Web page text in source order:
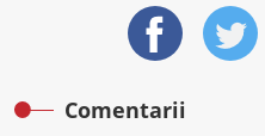
Comentarii